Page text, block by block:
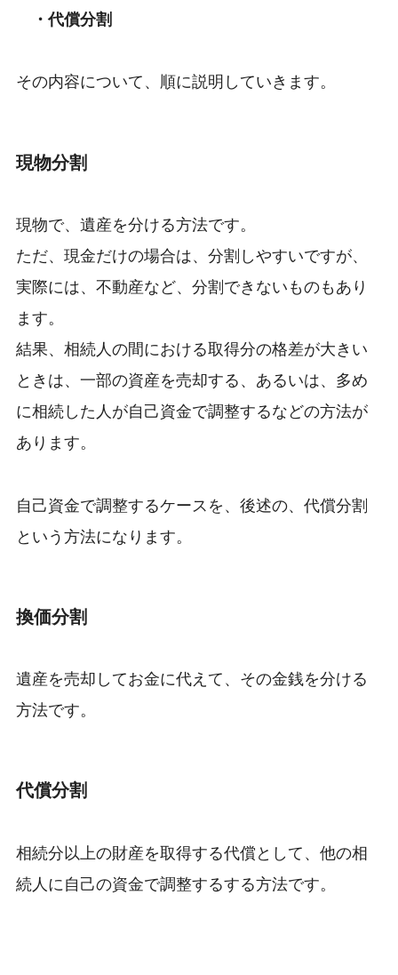
・代償分割
その内容について、順に説明していきます。
現物分割
現物で、遺産を分ける方法です。
ただ、現金だけの場合は、分割しやすいですが、
実際には、不動産など、分割できないものもあり
ます。
結果、相続人の間における取得分の格差が大きい
ときは、一部の資産を売却する、あるいは、多め
に相続した人が自己資金で調整するなどの方法が
あります。
自己資金で調整するケースを、後述の、代償分割
という方法になります。
換価分割
遺産を売却してお金に代えて、その金銭を分ける
方法です。
代償分割
相続分以上の財産を取得する代償として、他の相
続人に自己の資金で調整するする方法です。